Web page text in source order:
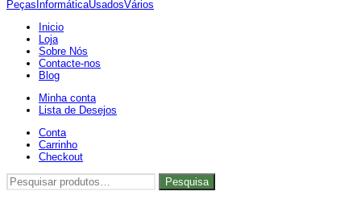
Peças InformáticaUsadosVários
Inicio
Loja
Sobre Nós
Contacte-nos
Blog
Minha conta
Lista de Desejos
Conta
Carrinho
Checkout
Pesquisar
por:
Pesquisa